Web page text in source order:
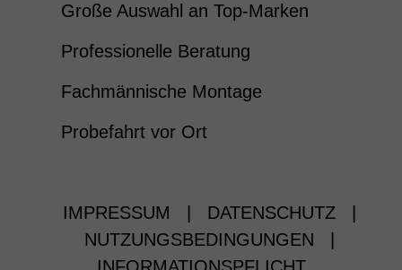
Große Auswahl an Top-Marken
Professionelle Beratung
Fachmännische Montage
Probefahrt vor Ort
IMPRESSUM DATENSCHUTZ
NUTZUNGSBEDINGUNGEN